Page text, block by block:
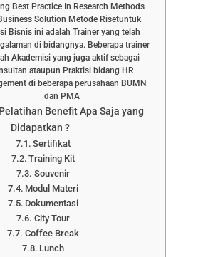
Best Practice In Research Methods
Solution Metode Risetuntuk
Bisnis ini adalah Trainer yang telah
di bidangnya. Beberapa trainer
Akademisi yang juga aktif sebagai
ataupun Praktisi bidang HR
di beberapa perusahaan BUMN
dan PMA
Benefit Apa Saja yang
Didapatkan ?
Sertifikat
Training Kit
Souvenir
Modul Materi
Dokumentasi
City Tour
Coffee Break
Lunch